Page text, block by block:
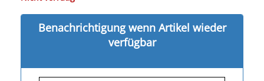
Benachrichtigung wenn Artikel wieder
verfügbar